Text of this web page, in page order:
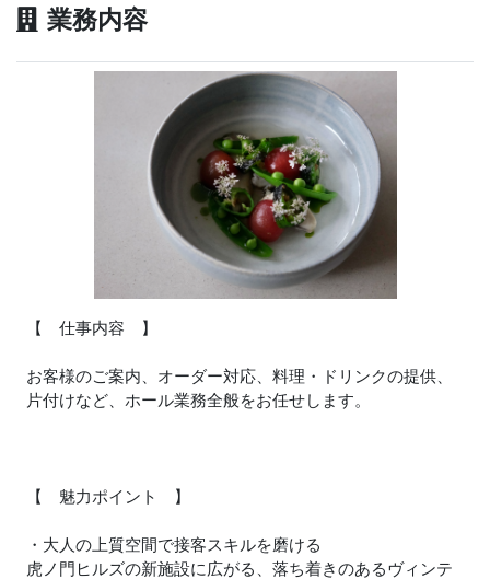
業務内容
【 仕事内容 】
お客様のご案内、オーダー対応、料理・ドリンクの提供、
片付けなど、ホール業務全般をお任せします。
【 魅力ポイント 】
・大人の上質空間で接客スキルを磨ける
虎ノ門ヒルズの新施設に広がる、落ち着きのあるヴィンテ